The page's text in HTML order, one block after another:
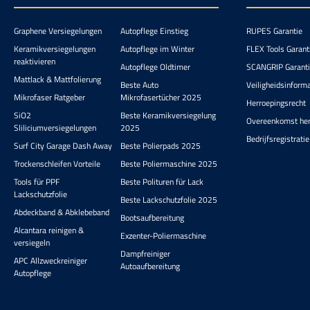
Graphene Versiegelungen
Keramikversiegelungen
reaktivieren
Mattlack & Mattfolierung
Mikrofaser Ratgeber
SiO2
Sliliciumversiegelungen
Surf City Garage Dash Away
Trockenschleifen Vorteile
Tools für PPF
Lackschutzfolie
Abdeckband & Abklebeband
Alcantara reinigen &
versiegeln
APC Allzweckreiniger
Autopflege
Autopflege Einstieg
Autopflege im Winter
Autopflege Oldtimer
Beste Auto
Mikrofasertücher 2025
Beste Keramikversiegelung
2025
Beste Polierpads 2025
Beste Poliermaschine 2025
Beste Polituren für Lack
Beste Lackschutzfolie 2025
Bootsaufbereitung
Exzenter-Poliermaschine
Dampfreiniger
Autoaufbereitung
RUPES Garantie
FLEX Tools
SCANGRIP
Herroepingsrecht
Overeenkomst
Bedrijfsregistratie